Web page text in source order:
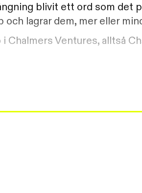
blivit ett ord som det
lagrar dem, mer eller
Chalmers Ventures, alltså